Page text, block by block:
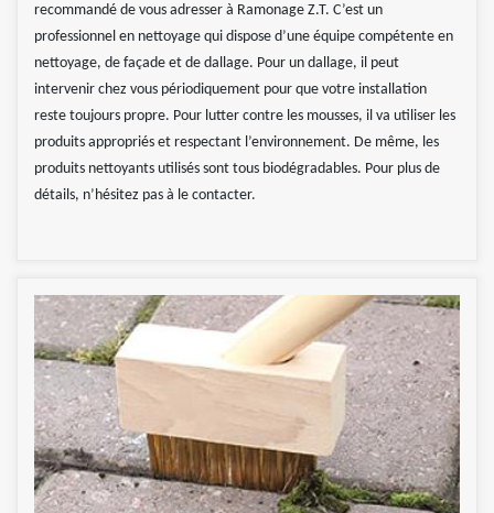
recommandé de vous adresser à Ramonage Z.T. C’est un
professionnel en nettoyage qui dispose d’une équipe compétente en
nettoyage, de façade et de dallage. Pour un dallage, il peut
intervenir chez vous périodiquement pour que votre installation
reste toujours propre. Pour lutter contre les mousses, il va utiliser les
produits appropriés et respectant l’environnement. De même, les
produits nettoyants utilisés sont tous biodégradables. Pour plus de
détails, n’hésitez pas à le contacter.